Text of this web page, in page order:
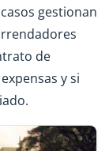
gestionan
de
y si